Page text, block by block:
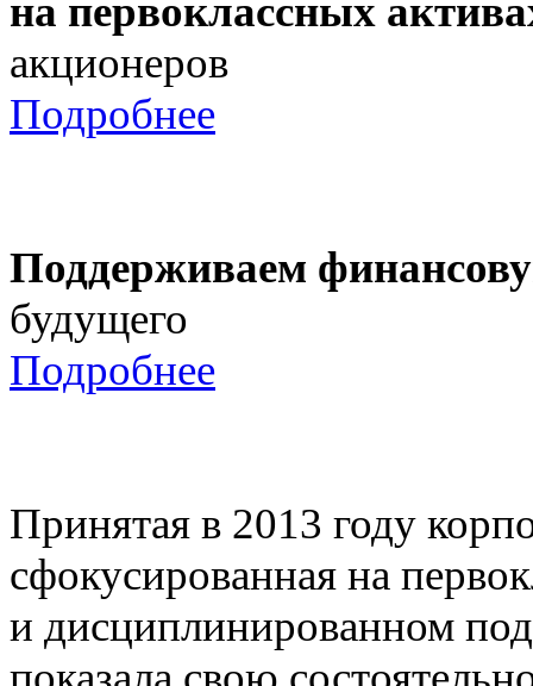
на первоклассных
акционеров
Подробнее
Поддерживаем
будущего
Подробнее
Принятая в 2013 году
сфокусированная на
и дисциплинированном